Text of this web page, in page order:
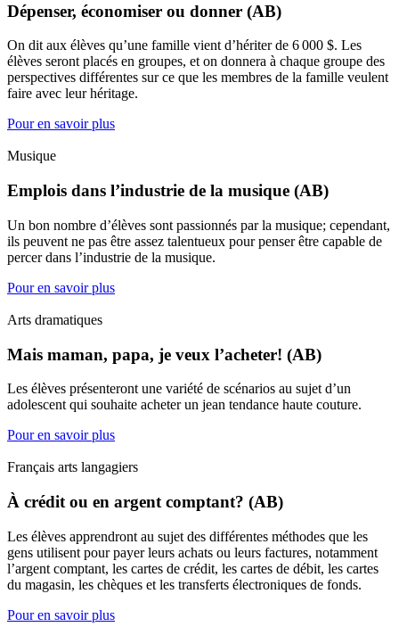
Dépenser, économiser ou donner (AB)
On dit aux élèves qu’une famille vient d’hériter de 6 000 $. Les
élèves seront placés en groupes, et on donnera à chaque groupe des
perspectives différentes sur ce que les membres de la famille veulent
faire avec leur héritage.
Pour en savoir plus
Musique
Emplois dans l’industrie de la musique (AB)
Un bon nombre d’élèves sont passionnés par la musique; cependant,
ils peuvent ne pas être assez talentueux pour penser être capable de
percer dans l’industrie de la musique.
Pour en savoir plus
Arts dramatiques
Mais maman, papa, je veux l’acheter! (AB)
Les élèves présenteront une variété de scénarios au sujet d’un
adolescent qui souhaite acheter un jean tendance haute couture.
Pour en savoir plus
Français arts langagiers
À crédit ou en argent comptant? (AB)
Les élèves apprendront au sujet des différentes méthodes que les
gens utilisent pour payer leurs achats ou leurs factures, notamment
l’argent comptant, les cartes de crédit, les cartes de débit, les cartes
du magasin, les chèques et les transferts électroniques de fonds.
Pour en savoir plus